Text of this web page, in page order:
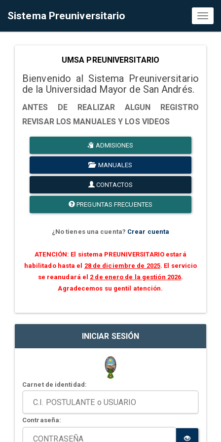
Sistema Preuniversitario
UMSA PREUNIVERSITARIO
Bienvenido al Sistema Preuniversitario
de la Universidad Mayor de San Andrés.
ANTES DE REALIZAR ALGUN REGISTRO
REVISAR LOS MANUALES Y LOS VIDEOS
ADMISIONES
MANUALES
CONTACTOS
PREGUNTAS FRECUENTES
¿No tienes una cuenta? Crear cuenta
ATENCIÓN: El sistema PREUNIVERSITARIO estará
habilitado hasta el 28 de diciembre de 2025. El servicio
se reanudará el 2 de enero de la gestión 2026.
Agradecemos su gentil atención.
INICIAR SESIÓN
Carnet de identidad:
Contraseña: